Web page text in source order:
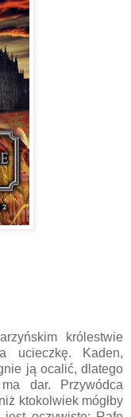
królestwie
ucieczkę. Kaden,
ją ocalić, dlatego
dar. Przywódca
ktokolwiek mógłby